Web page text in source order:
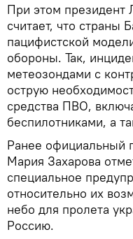
При этом президент
считает, что страны
пацифистской
обороны. Так,
метеозондами с
острую
средства ПВО,
беспилотниками, а
Ранее официальный
Мария Захарова
специальное
относительно их
небо для пролета
Россию.